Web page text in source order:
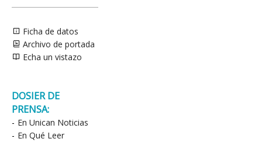
Ficha de datos
Archivo de portada
Echa un vistazo
DOSIER DE
PRENSA:
- En Unican Noticias
- En Qué Leer